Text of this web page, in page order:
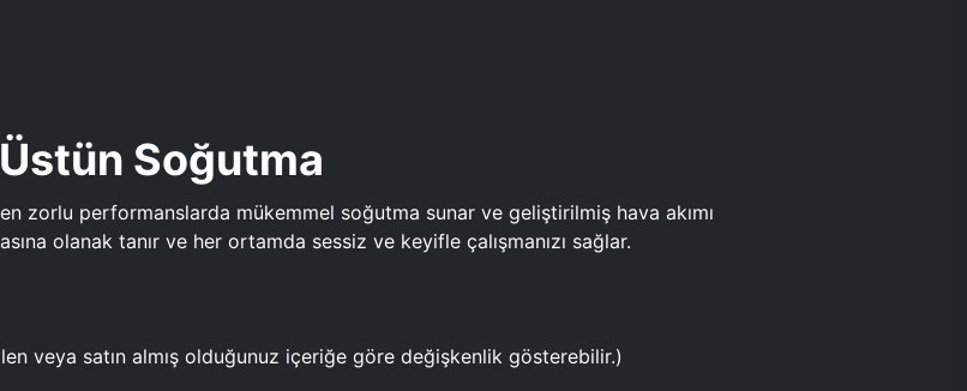
Üstün Soğutma
zorlu performanslarda mükemmel soğutma sunar ve geliştirilmiş hava akımı
olanak tanır ve her ortamda sessiz ve keyifle çalışmanızı sağlar.
veya satın almış olduğunuz içeriğe göre değişkenlik gösterebilir.)